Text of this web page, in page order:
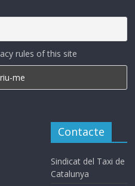
rules of this site
Contacte
Sindicat del Taxi de
Catalunya